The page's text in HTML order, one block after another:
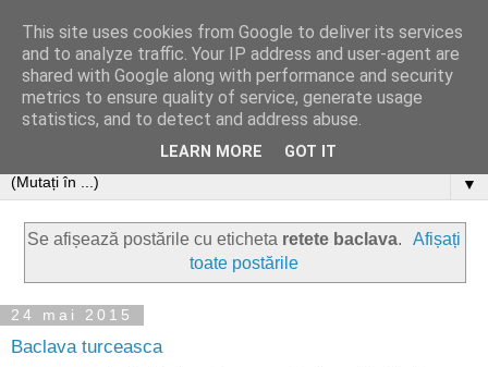
▼
Se afișează postările cu eticheta retete baclava.
Afișați
toate postările
24 mai 2015
Baclava turceasca
This site uses cookies from Google to deliver its services
and to analyze traffic. Your IP address and user-agent are
shared with Google along with performance and security
metrics to ensure quality of service, generate usage
statistics, and to detect and address abuse.
LEARN MORE GOT IT